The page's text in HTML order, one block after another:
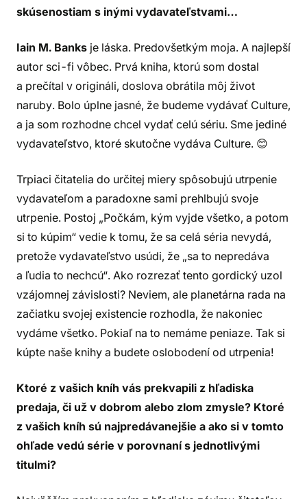
skúsenostiam s inými vydavateľstvami…
Iain M. Banks je láska. Predovšetkým moja. A najlepší
autor sci-fi vôbec. Prvá kniha, ktorú som dostal
a prečítal v origináli, doslova obrátila môj život
naruby. Bolo úplne jasné, že budeme vydávať Culture,
a ja som rozhodne chcel vydať celú sériu. Sme jediné
vydavateľstvo, ktoré skutočne vydáva Culture. 😊
Trpiaci čitatelia do určitej miery spôsobujú utrpenie
vydavateľom a paradoxne sami prehlbujú svoje
utrpenie. Postoj „Počkám, kým vyjde všetko, a potom
si to kúpim“ vedie k tomu, že sa celá séria nevydá,
pretože vydavateľstvo usúdi, že „sa to nepredáva
a ľudia to nechcú“. Ako rozrezať tento gordický uzol
vzájomnej závislosti? Neviem, ale planetárna rada na
začiatku svojej existencie rozhodla, že nakoniec
vydáme všetko. Pokiaľ na to nemáme peniaze. Tak si
kúpte naše knihy a budete oslobodení od utrpenia!
Ktoré z vašich kníh vás prekvapili z hľadiska
predaja, či už v dobrom alebo zlom zmysle? Ktoré
z vašich kníh sú najpredávanejšie a ako si v tomto
ohľade vedú série v porovnaní s jednotlivými
titulmi?